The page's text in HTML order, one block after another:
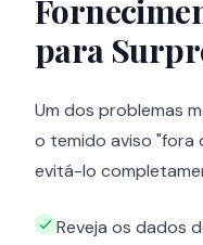
para
Um dos problemas
o temido aviso "fora
evitá-lo
Reveja os dados